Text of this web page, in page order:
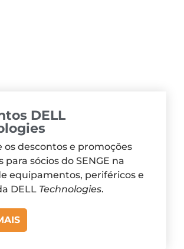
DELL
os descontos e promoções
para sócios do SENGE na
equipamentos, periféricos e
DELL Technologies.